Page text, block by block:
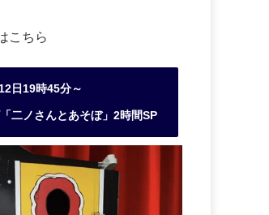
こちら
日19時45分～
二ノさんとあそぼ」2時間SP